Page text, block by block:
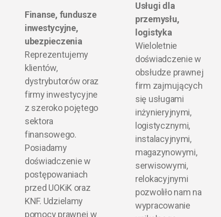
Finanse, fundusze
inwestycyjne,
ubezpieczenia
Reprezentujemy
klientów,
dystrybutorów oraz
firmy inwestycyjne
z szeroko pojętego
sektora
finansowego.
Posiadamy
doświadczenie w
postępowaniach
przed UOKiK oraz
KNF. Udzielamy
pomocy prawnej w
Usługi dla
przemysłu,
logistyka
Wieloletnie
doświadczenie w
obsłudze prawnej
firm zajmujących
się usługami
inżynieryjnymi,
logistycznymi,
instalacyjnymi,
magazynowymi,
serwisowymi,
relokacyjnymi
pozwoliło nam na
wypracowanie